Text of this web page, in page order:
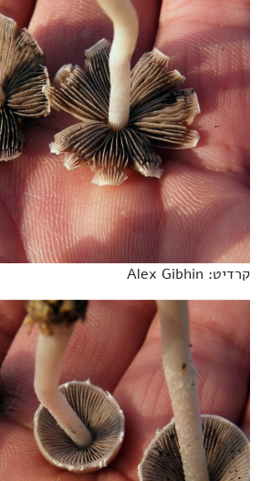
קרדיט: Alex Gibhin